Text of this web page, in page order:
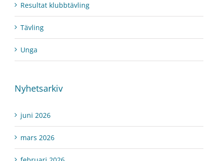
Resultat klubbtävling
Tävling
Unga
Nyhetsarkiv
juni 2026
mars 2026